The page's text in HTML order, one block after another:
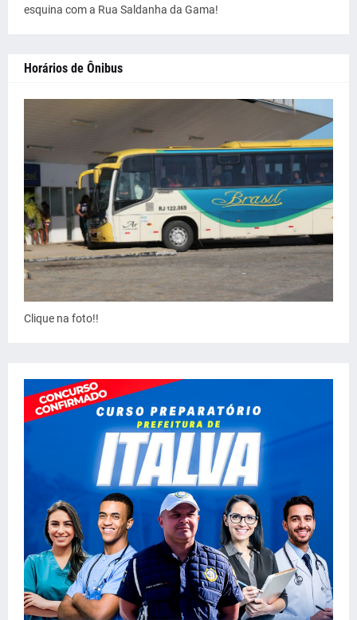
esquina com a Rua Saldanha da Gama!
Horários de Ônibus
Clique na foto!!